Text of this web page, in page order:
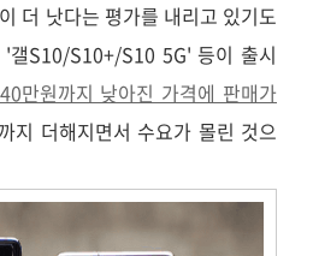
더 낫다는 평가를 내리고 있기도
갤S10/S10+/S10 5G' 등이 출시
만원까지 낮아진 가격에 판매가
지 더해지면서 수요가 몰린 것으